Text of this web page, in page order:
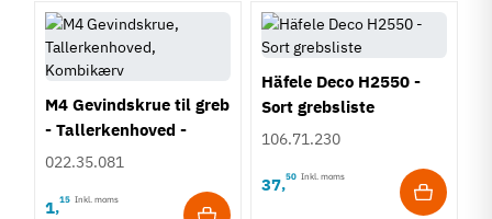
M4 Gevindskrue til greb
- Tallerkenhoved -
Krydskærv
022.35.081
1,15 Inkl. moms
Häfele Deco H2550 -
Sort grebsliste
106.71.230
37,50 Inkl. moms